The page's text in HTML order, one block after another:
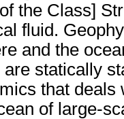
the Class]
fluid.
and the
are statically
that deals
of large-